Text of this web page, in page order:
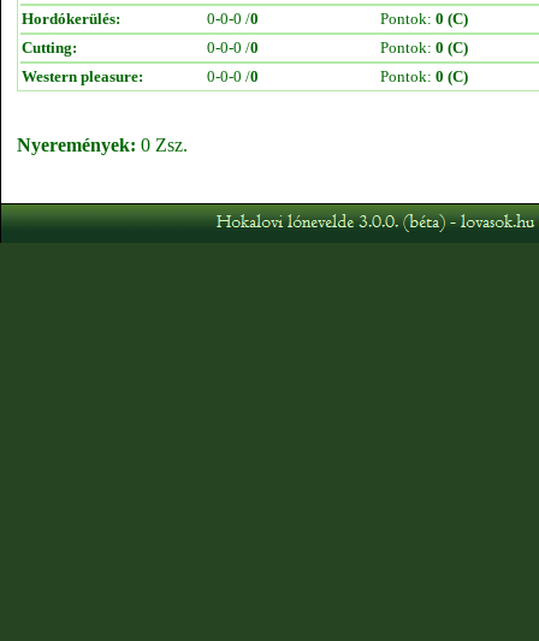
Hordókerülés:
0-0-0 /0 Pontok: 0 (C)
Cutting:
0-0-0 /0 Pontok: 0 (C)
Western pleasure:
0-0-0 /0 Pontok: 0 (C)
Nyeremények: 0 Zsz.